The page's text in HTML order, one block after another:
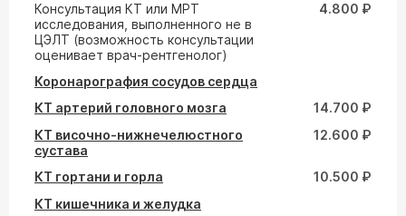
Консультация КТ или МРТ
исследования, выполненного не в
ЦЭЛТ (возможность консультации
оценивает врач-рентгенолог)
4.800 ₽
Коронарография сосудов сердца
КТ артерий головного мозга
14.700 ₽
КТ височно-нижнечелюстного
сустава
12.600 ₽
КТ гортани и горла
10.500 ₽
КТ кишечника и желудка